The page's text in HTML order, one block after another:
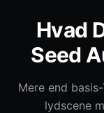
Seed
Hvad
Seed
Mere end
lydscene